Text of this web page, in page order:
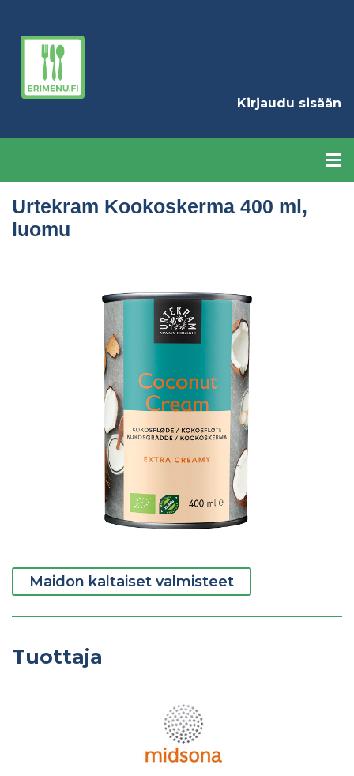
Kirjaudu sisään
Urtekram Kookoskerma 400 ml,
luomu
Maidon kaltaiset valmisteet
Tuottaja